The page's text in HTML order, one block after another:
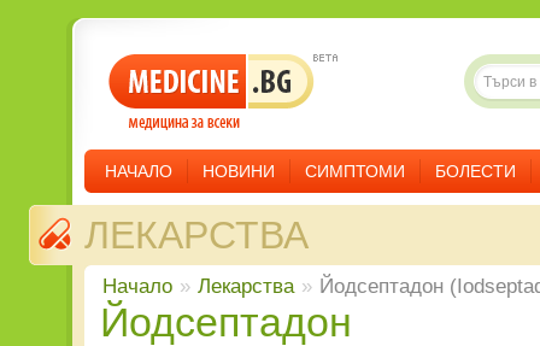
НАЧАЛО НОВИНИ СИМПТОМИ БОЛЕСТИ
ЛЕКАРСТВА
Начало » Лекарства » Йодсептадон
Йодсептадон